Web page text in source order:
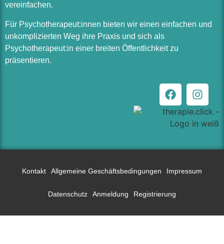
vereinfachen.
Für Psychotherapeut:innen bieten wir einen einfachen und
unkomplizierten Weg ihre Praxis und sich als
Psychotherapeut:in einer breiten Öffentlichkeit zu
präsentieren.
Kontakt Allgemeine Geschäftsbedingungen Impressum
Datenschutz Anmeldung Registrierung